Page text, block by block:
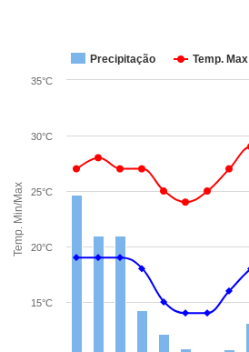
Temp. Min/Max
Precipitação Temp. Max
15°C
20°C
25°C
30°C
35°C